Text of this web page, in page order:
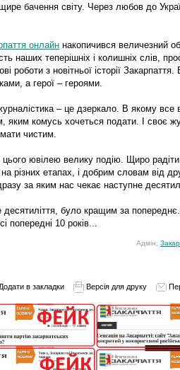
бачення світу. Через любов до
онлайн накопичився величезний
наших теперішніх і колишніх слів,
роботи з новітньої історії Закарпаття.
а герої – героями.
– це дзеркало. В якому все
яким комусь хочеться подати. І своє
чистим.
ювілею велику подію. Щиро
різних етапах, і добрим словам від
за яким нас чекає наступне
було кращим за
10 років...
Адмін,
Додати в закладки Версія для друку